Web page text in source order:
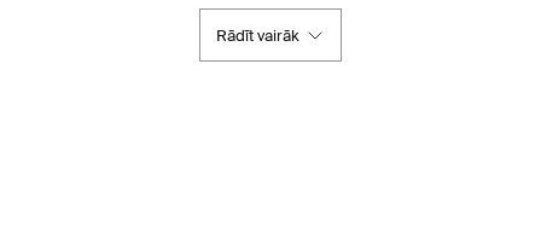
Rādīt vairāk